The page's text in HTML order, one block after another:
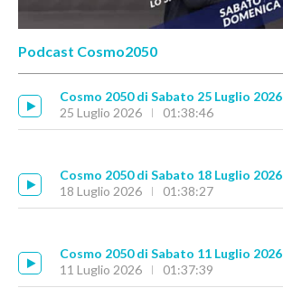
Podcast Cosmo2050
Cosmo 2050 di Sabato 25 Luglio 2026
25 Luglio 2026
01:38:46
Cosmo 2050 di Sabato 18 Luglio 2026
18 Luglio 2026
01:38:27
Cosmo 2050 di Sabato 11 Luglio 2026
11 Luglio 2026
01:37:39